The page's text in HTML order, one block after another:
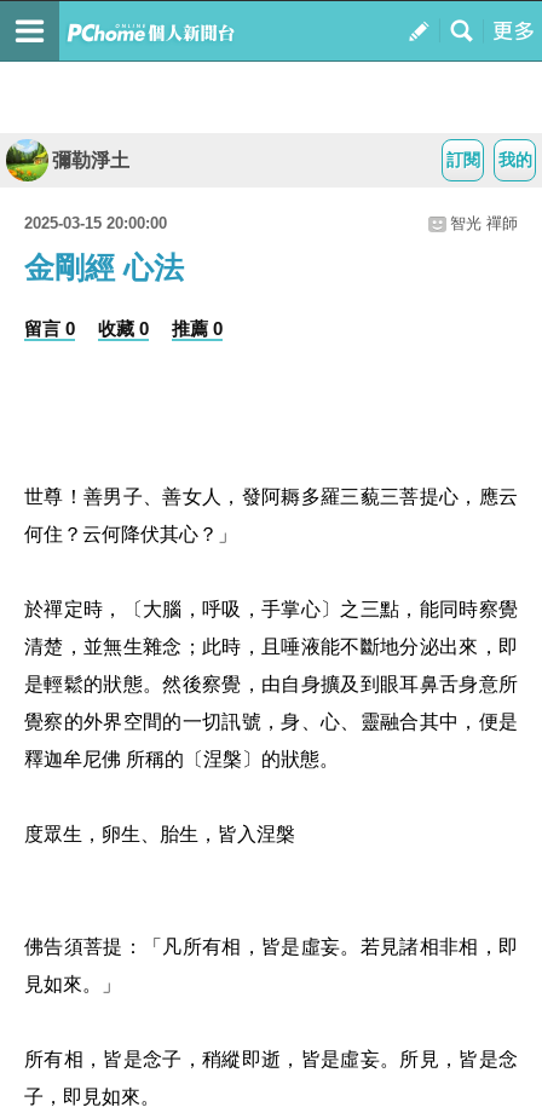
我的
訂閱
彌勒淨土
2025-03-15 20:00:00 智光 禪師
金剛經 心法
留言 0 收藏 0 推薦 0
世尊！善男子、善女人，發阿耨多羅三藐三菩提心，應云
何住？云何降伏其心？」
於禪定時，〔大腦，呼吸，手掌心〕之三點，能同時察覺
清楚，並無生雜念；此時，且唾液能不斷地分泌出來，即
是輕鬆的狀態。然後察覺，由自身擴及到眼耳鼻舌身意所
覺察的外界空間的一切訊號，身、心、靈融合其中，便是
釋迦牟尼佛 所稱的〔涅槃〕的狀態。
度眾生，卵生、胎生，皆入涅槃
佛告須菩提：「凡所有相，皆是虛妄。若見諸相非相，即
見如來。」
所有相，皆是念子，稍縱即逝，皆是虛妄。所見，皆是念
子，即見如來。